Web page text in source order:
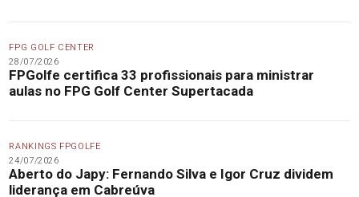
FPG GOLF CENTER
28/07/2026
FPGolfe certifica 33 profissionais para ministrar
aulas no FPG Golf Center Supertacada
RANKINGS FPGOLFE
24/07/2026
Aberto do Japy: Fernando Silva e Igor Cruz dividem
liderança em Cabreúva